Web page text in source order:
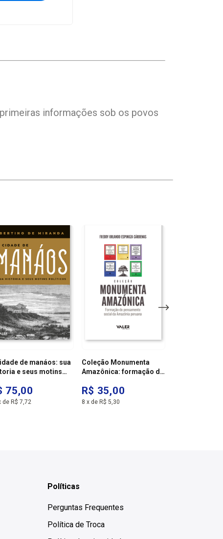
informações sob os povos
de manáos: sua
e seus motins
75,00
de R$ 7,72
Coleção Monumenta
Amazônica: formação do
Amazônia peruana
R$ 35,00
8 x de R$ 5,30
Políticas
Perguntas Frequentes
Política de Troca